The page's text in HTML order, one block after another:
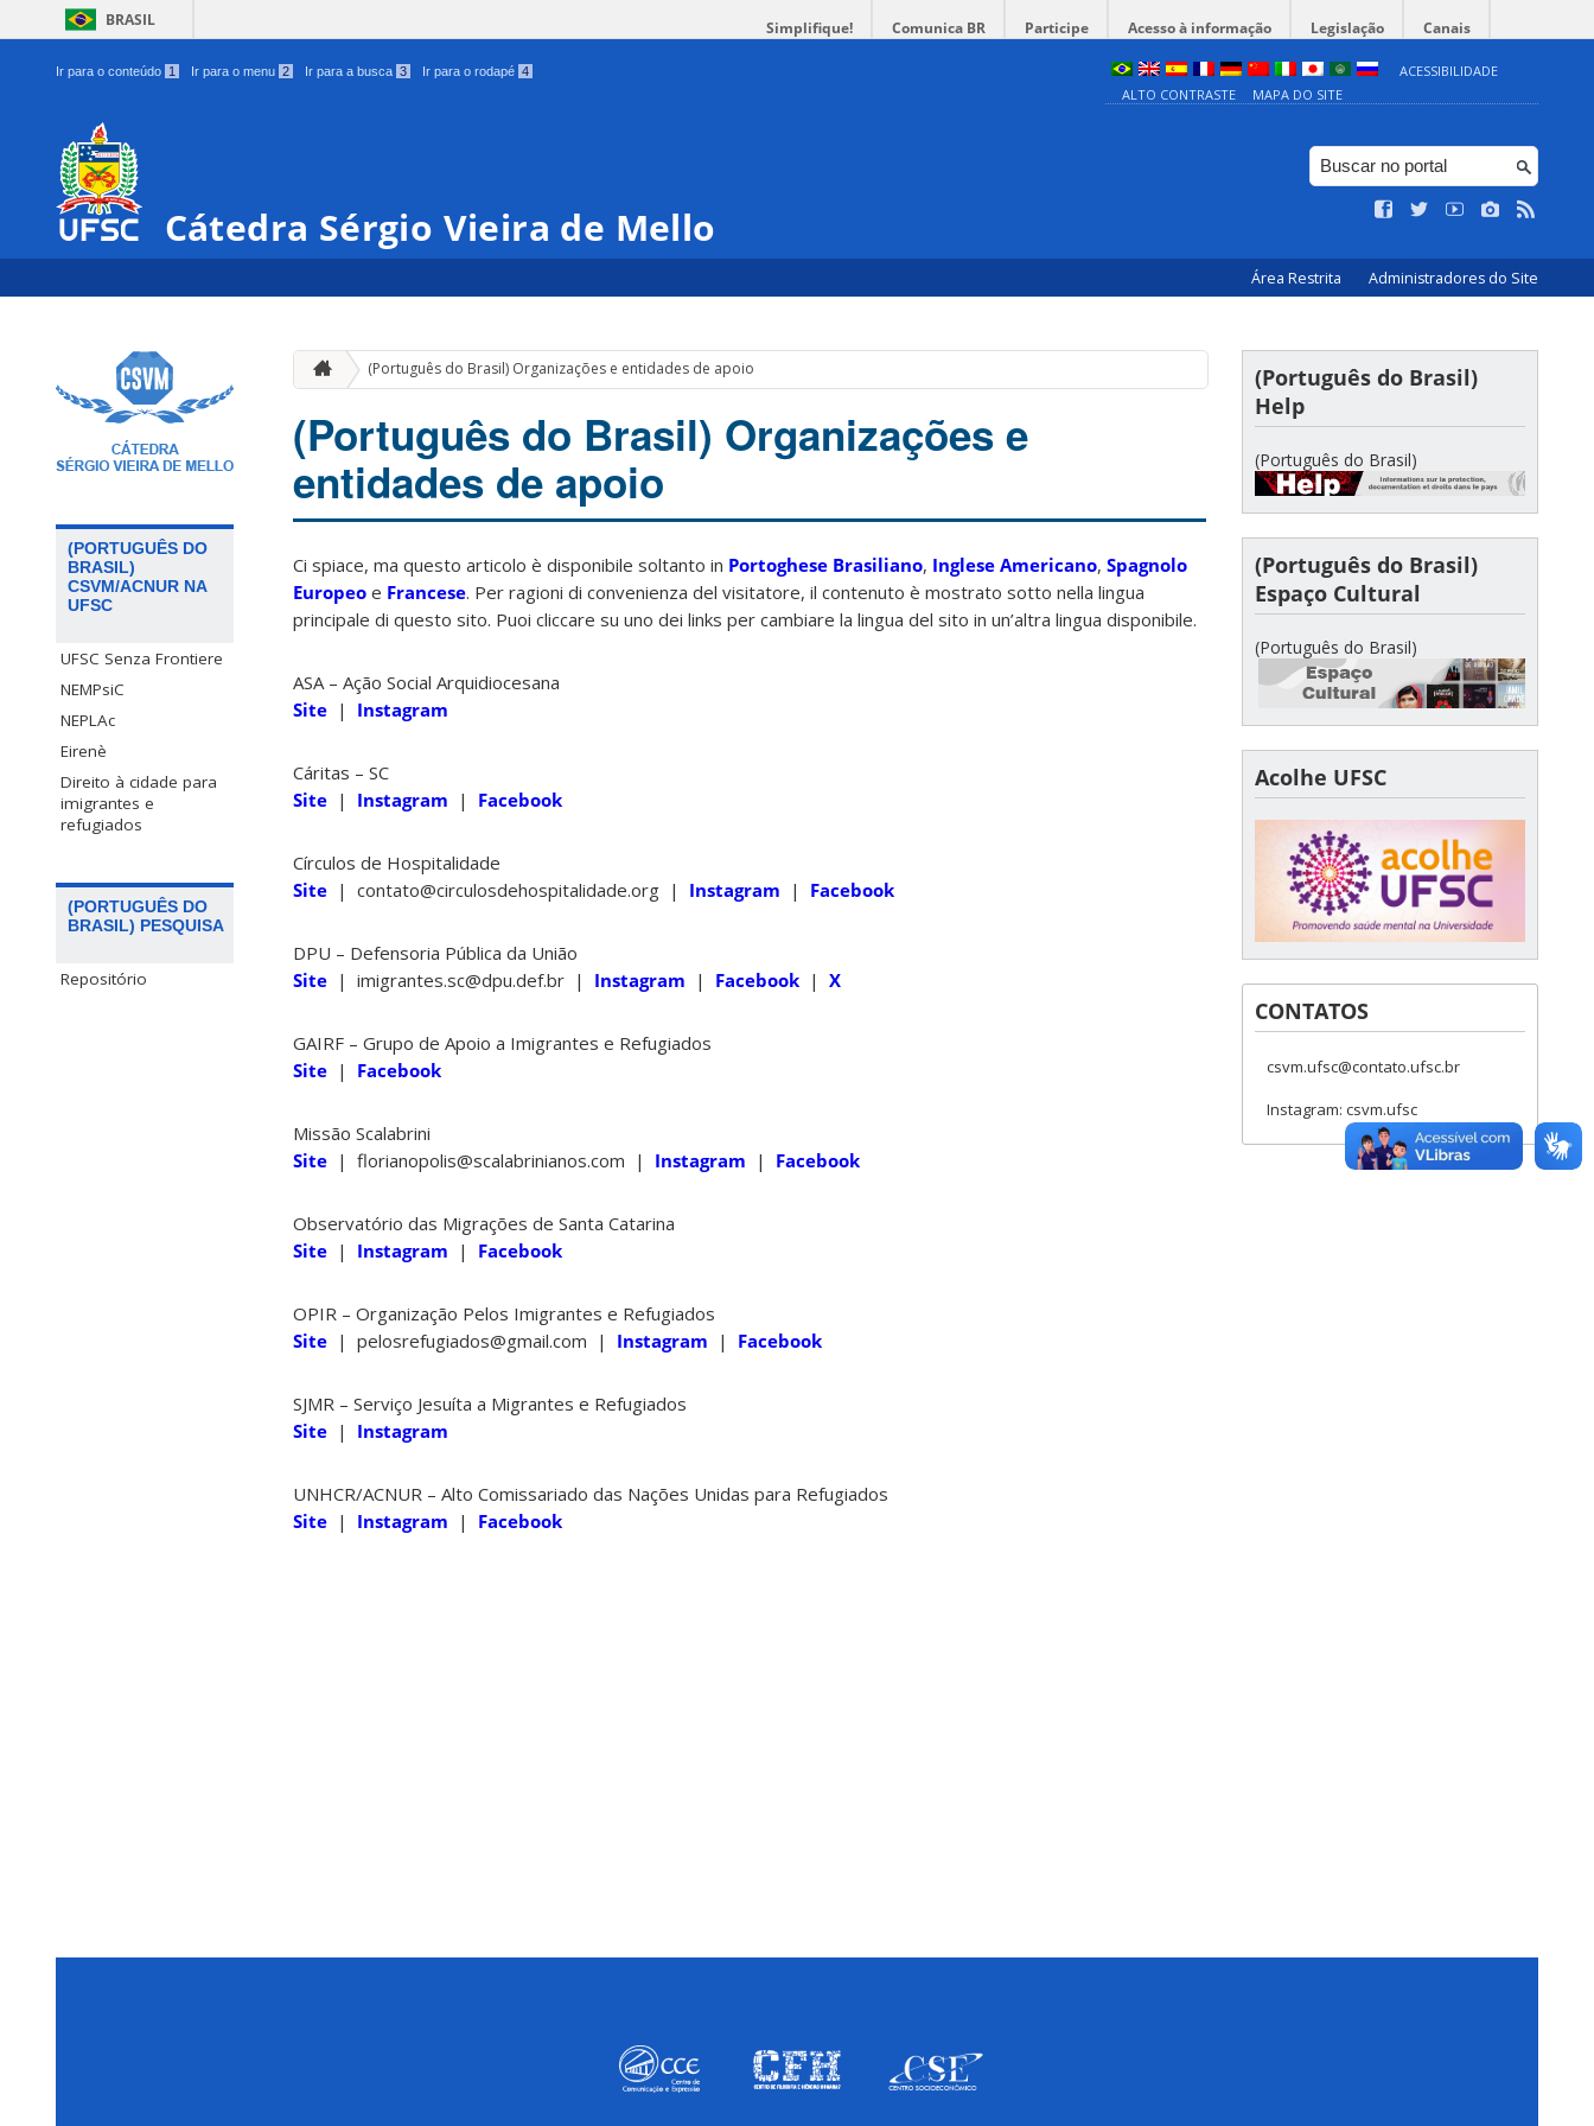
BRASIL Simplifique! Comunica BR Participe Acesso à informação Legislação Canais
Ir para o conteúdo 1 Ir para o menu 2 Ir para a busca 3 Ir para o rodapé 4
ACESSIBILIDADE
ALTO CONTRASTE
MAPA DO SITE
Cátedra Sérgio Vieira de Mello
Área Restrita Administradores do Site
(PORTUGUÊS DO
BRASIL)
CSVM/ACNUR NA
UFSC
UFSC Senza Frontiere
NEMPsiC
NEPLAc
Eirenè
Direito à cidade para
imigrantes e
refugiados
(PORTUGUÊS DO
BRASIL) PESQUISA
Repositório
(Português do Brasil) Organizações e entidades de apoio
(Português do Brasil) Organizações e
entidades de apoio
Ci spiace, ma questo articolo è disponibile soltanto in Portoghese Brasiliano, Inglese Americano, Spagnolo
Europeo e Francese. Per ragioni di convenienza del visitatore, il contenuto è mostrato sotto nella lingua
principale di questo sito. Puoi cliccare su uno dei links per cambiare la lingua del sito in un’altra lingua disponibile.
ASA – Ação Social Arquidiocesana
Site | Instagram
Cáritas – SC
Site | Instagram | Facebook
Círculos de Hospitalidade
Site | contato@circulosdehospitalidade.org | Instagram | Facebook
DPU – Defensoria Pública da União
Site | imigrantes.sc@dpu.def.br | Instagram | Facebook | X
GAIRF – Grupo de Apoio a Imigrantes e Refugiados
Site | Facebook
Missão Scalabrini
Site | florianopolis@scalabrinianos.com | Instagram | Facebook
Observatório das Migrações de Santa Catarina
Site | Instagram | Facebook
OPIR – Organização Pelos Imigrantes e Refugiados
Site | pelosrefugiados@gmail.com | Instagram | Facebook
SJMR – Serviço Jesuíta a Migrantes e Refugiados
Site | Instagram
UNHCR/ACNUR – Alto Comissariado das Nações Unidas para Refugiados
Site | Instagram | Facebook
(Português do Brasil)
Help
(Português do Brasil)
(Português do Brasil)
Espaço Cultural
(Português do Brasil)
Acolhe UFSC
CONTATOS
csvm.ufsc@contato.ufsc.br
Instagram: csvm.ufsc